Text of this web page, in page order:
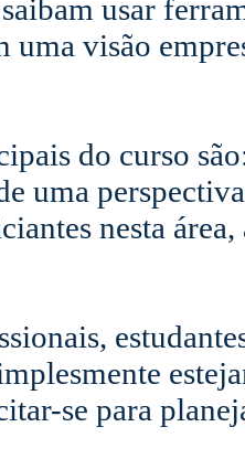
usar
uma visão
do curso
uma
nesta
se para